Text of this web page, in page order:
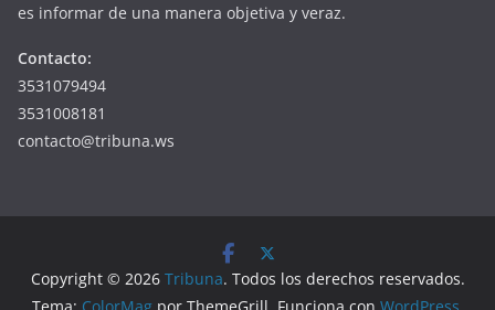
es informar de una manera objetiva y veraz.
Contacto:
3531079494
3531008181
contacto@tribuna.ws
Copyright © 2026 Tribuna. Todos los derechos reservados.